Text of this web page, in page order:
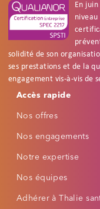
En
niveau
solidité de son
ses prestations et de la
engagement vis-à-vis de
Footer
Accès rapide
Nos offres
Nos engagements
Notre expertise
Nos équipes
Adhérer à Thalie
Accessibilité
PROFILS RAPIDES
🌙
Épilepsie